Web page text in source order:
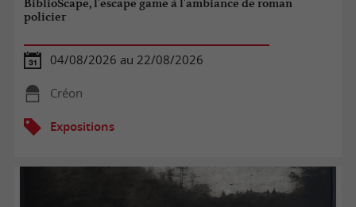
BiblioScape, l'escape game à l'ambiance de roman
policier
04/08/2026 au 22/08/2026
Créon
Expositions